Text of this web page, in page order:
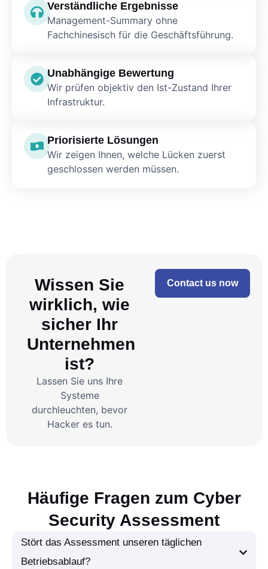
Verständliche Ergebnisse
Management-Summary ohne
Fachchinesisch für die Geschäftsführung.
Unabhängige Bewertung
Wir prüfen objektiv den Ist-Zustand Ihrer
Infrastruktur.
Priorisierte Lösungen
Wir zeigen Ihnen, welche Lücken zuerst
geschlossen werden müssen.
Wissen Sie
wirklich, wie
sicher Ihr
Unternehmen
ist?
Lassen Sie uns Ihre
Systeme
durchleuchten, bevor
Hacker es tun.
Contact us now
Häufige Fragen zum Cyber
Security Assessment
Stört das Assessment unseren täglichen
Betriebsablauf?